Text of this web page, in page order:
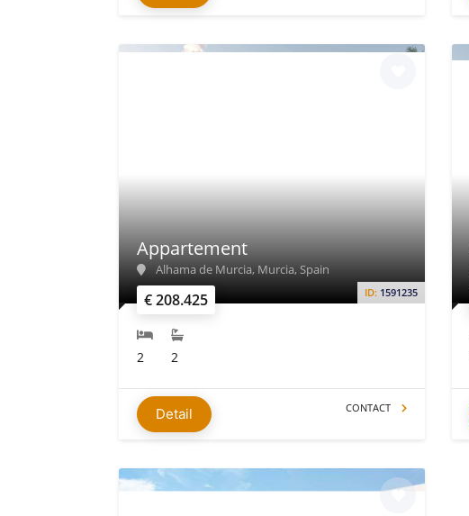
€ 208.425 ID: 1591235
Appartement
Alhama de Murcia, Murcia, Spain
2 2
Detail CONTACT